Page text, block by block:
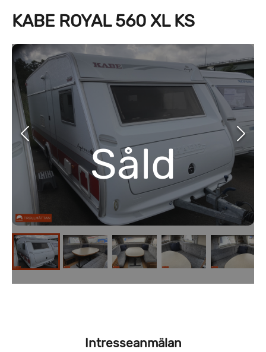
KABE ROYAL 560 XL KS
Såld
Intresseanmälan